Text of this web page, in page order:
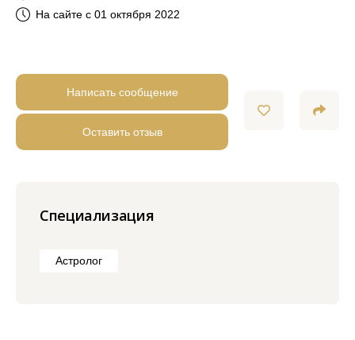
На сайте с 01 октября 2022
Написать сообщение
Оставить отзыв
Специализация
Астролог